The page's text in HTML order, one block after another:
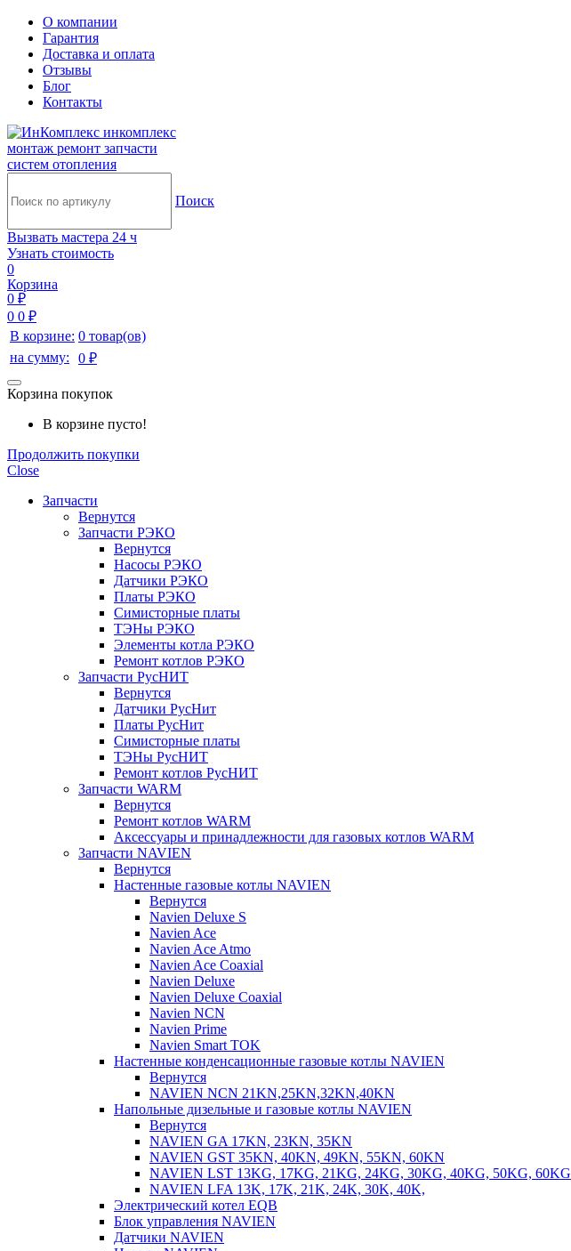
О компании
Гарантия
Доставка и оплата
Отзывы
Блог
Контакты
инкомплекс
монтаж ремонт запчасти
систем отопления
Поиск
Вызвать мастера 24 ч
Узнать стоимость
0
Корзина
0 ₽
0 0 ₽
В корзине: 0 товар(ов)
на сумму:
0 ₽
Корзина покупок
В корзине пусто!
Продолжить покупки
Close
Запчасти
Вернутся
Запчасти РЭКО
Вернутся
Насосы РЭКО
Датчики РЭКО
Платы РЭКО
Симисторные платы
ТЭНы РЭКО
Элементы котла РЭКО
Ремонт котлов РЭКО
Запчасти РусНИТ
Вернутся
Датчики РусНит
Платы РусНит
Симисторные платы
ТЭНы РусНИТ
Ремонт котлов РусНИТ
Запчасти WARM
Вернутся
Ремонт котлов WARM
Аксессуары и принадлежности для газовых котлов WARM
Запчасти NAVIEN
Вернутся
Настенные газовые котлы NAVIEN
Вернутся
Navien Deluxe S
Navien Ace
Navien Ace Atmo
Navien Ace Coaxial
Navien Deluxe
Navien Deluxe Coaxial
Navien NCN
Navien Prime
Navien Smart TOK
Настенные конденсационные газовые котлы NAVIEN
Вернутся
NAVIEN NCN 21KN,25KN,32KN,40KN
Напольные дизельные и газовые котлы NAVIEN
Вернутся
NAVIEN GA 17KN, 23KN, 35KN
NAVIEN GST 35KN, 40KN, 49KN, 55KN, 60KN
NAVIEN LST 13KG, 17KG, 21KG, 24KG, 30KG, 40KG, 50KG, 60KG
NAVIEN LFA 13K, 17K, 21K, 24K, 30K, 40K,
Электрический котел EQB
Блок управления NAVIEN
Датчики NAVIEN